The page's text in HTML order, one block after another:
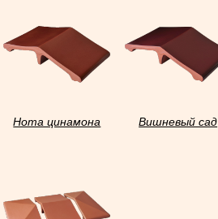
Нота цинамона Вишневый сад